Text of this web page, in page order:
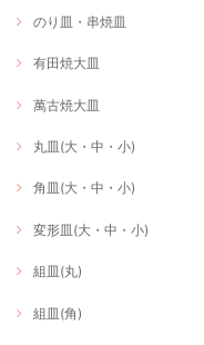
のり皿・串焼皿
有田焼大皿
萬古焼大皿
丸皿(大・中・小)
角皿(大・中・小)
変形皿(大・中・小)
組皿(丸)
組皿(角)